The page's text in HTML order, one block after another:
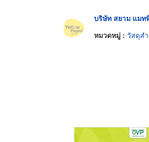
บริษัท สยาม แมท
หมวดหมู่ : วัสดุสำ